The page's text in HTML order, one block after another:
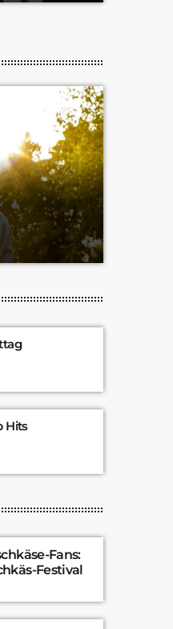
Hits
Fans:
Festival